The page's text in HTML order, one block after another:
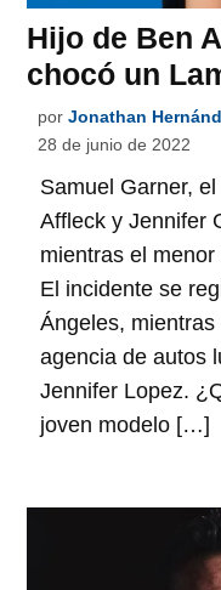
Hijo de Ben
chocó un
por Jonathan
28 de junio de 2022
Samuel Garner,
Affleck y Jennifer
mientras el
El incidente se
Ángeles,
agencia de autos
Jennifer Lopez.
joven modelo […]